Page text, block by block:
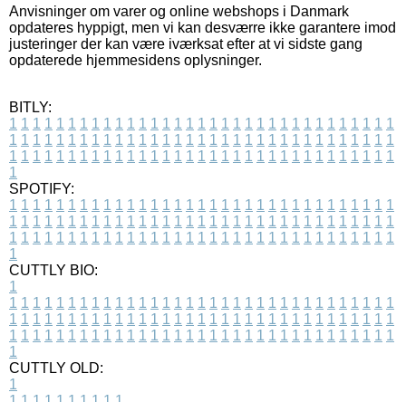
Anvisninger om varer og online webshops i Danmark
opdateres hyppigt, men vi kan desværre ikke garantere imod
justeringer der kan være iværksat efter at vi sidste gang
opdaterede hjemmesidens oplysninger.
BITLY:
1 1 1 1 1 1 1 1 1 1 1 1 1 1 1 1 1 1 1 1 1 1 1 1 1 1 1 1 1 1 1 1 1
1 1 1 1 1 1 1 1 1 1 1 1 1 1 1 1 1 1 1 1 1 1 1 1 1 1 1 1 1 1 1 1 1
1 1 1 1 1 1 1 1 1 1 1 1 1 1 1 1 1 1 1 1 1 1 1 1 1 1 1 1 1 1 1 1 1
1
SPOTIFY:
1 1 1 1 1 1 1 1 1 1 1 1 1 1 1 1 1 1 1 1 1 1 1 1 1 1 1 1 1 1 1 1 1
1 1 1 1 1 1 1 1 1 1 1 1 1 1 1 1 1 1 1 1 1 1 1 1 1 1 1 1 1 1 1 1 1
1 1 1 1 1 1 1 1 1 1 1 1 1 1 1 1 1 1 1 1 1 1 1 1 1 1 1 1 1 1 1 1 1
1
CUTTLY BIO:
1
1 1 1 1 1 1 1 1 1 1 1 1 1 1 1 1 1 1 1 1 1 1 1 1 1 1 1 1 1 1 1 1 1
1 1 1 1 1 1 1 1 1 1 1 1 1 1 1 1 1 1 1 1 1 1 1 1 1 1 1 1 1 1 1 1 1
1 1 1 1 1 1 1 1 1 1 1 1 1 1 1 1 1 1 1 1 1 1 1 1 1 1 1 1 1 1 1 1 1
1
CUTTLY OLD:
1